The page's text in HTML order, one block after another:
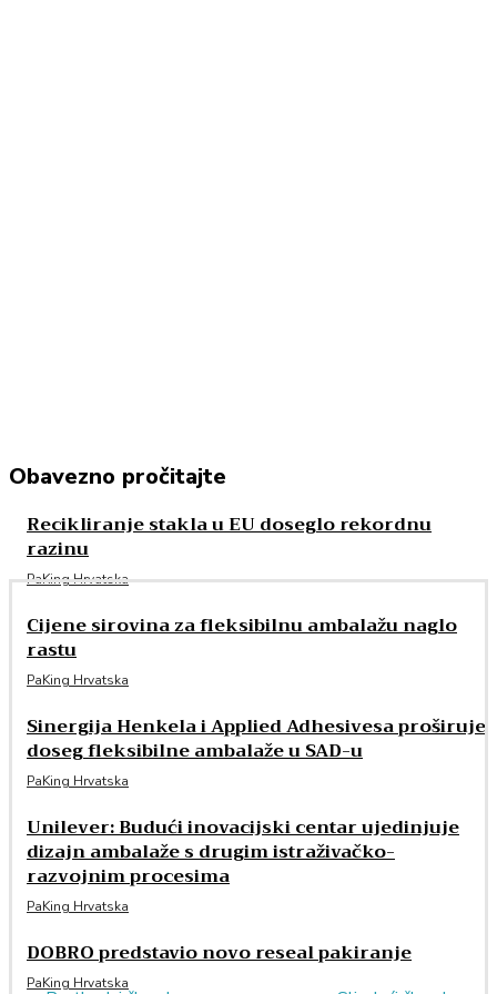
Obavezno pročitajte
Recikliranje stakla u EU doseglo rekordnu
razinu
PaKing Hrvatska
Cijene sirovina za fleksibilnu ambalažu naglo
rastu
PaKing Hrvatska
Sinergija Henkela i Applied Adhesivesa proširuje
doseg fleksibilne ambalaže u SAD-u
PaKing Hrvatska
Unilever: Budući inovacijski centar ujedinjuje
dizajn ambalaže s drugim istraživačko-
razvojnim procesima
PaKing Hrvatska
DOBRO predstavio novo reseal pakiranje
PaKing Hrvatska